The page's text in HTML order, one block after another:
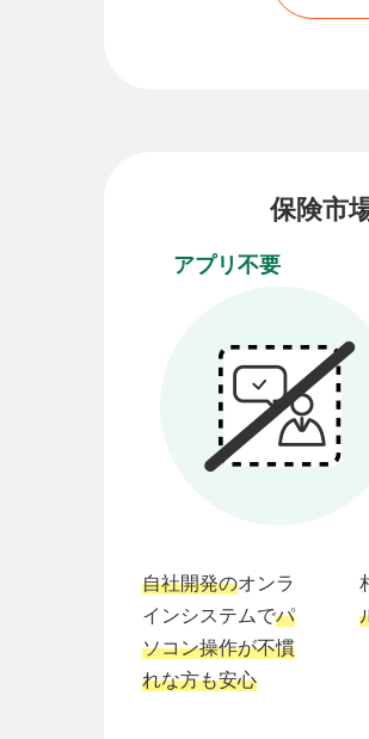
保険市
アプリ不要
自社開発のオンラ
インシステムでパ
ソコン操作が不慣
れな方も安心